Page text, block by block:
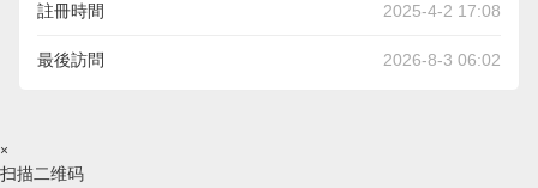
註冊時間 2025-4-2 17:08
最後訪問 2026-8-3 06:02
×
扫描二维码